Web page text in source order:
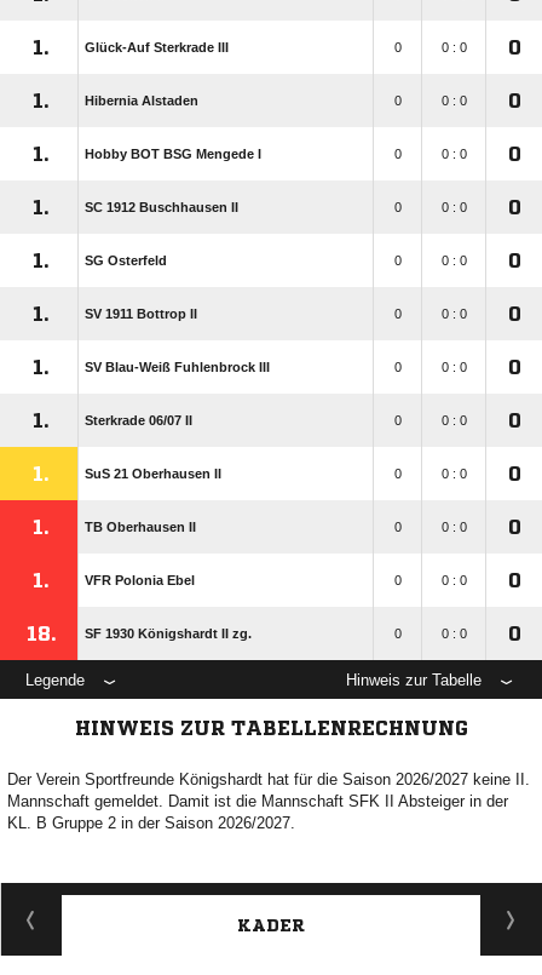
1. Glück-Auf Sterkrade III 0 0 : 0 0
1. Hibernia Alstaden 0 0 : 0 0
1. Hobby BOT BSG Mengede I 0 0 : 0 0
1. SC 1912 Buschhausen II 0 0 : 0 0
1. SG Osterfeld 0 0 : 0 0
1. SV 1911 Bottrop II 0 0 : 0 0
1. SV Blau-Weiß Fuhlenbrock III 0 0 : 0 0
1. Sterkrade 06/​07 II 0 0 : 0 0
1. SuS 21 Oberhausen II 0 0 : 0 0
1. TB Oberhausen II 0 0 : 0 0
1. VFR Polonia Ebel 0 0 : 0 0
18. SF 1930 Königshardt II zg. 0 0 : 0 0
Legende Hinweis zur Tabelle
HINWEIS ZUR TABELLENRECHNUNG
Der Verein Sportfreunde Königshardt hat für die Saison 2026/2027 keine II.
Mannschaft gemeldet. Damit ist die Mannschaft SFK II Absteiger in der
KL. B Gruppe 2 in der Saison 2026/2027.
KADER